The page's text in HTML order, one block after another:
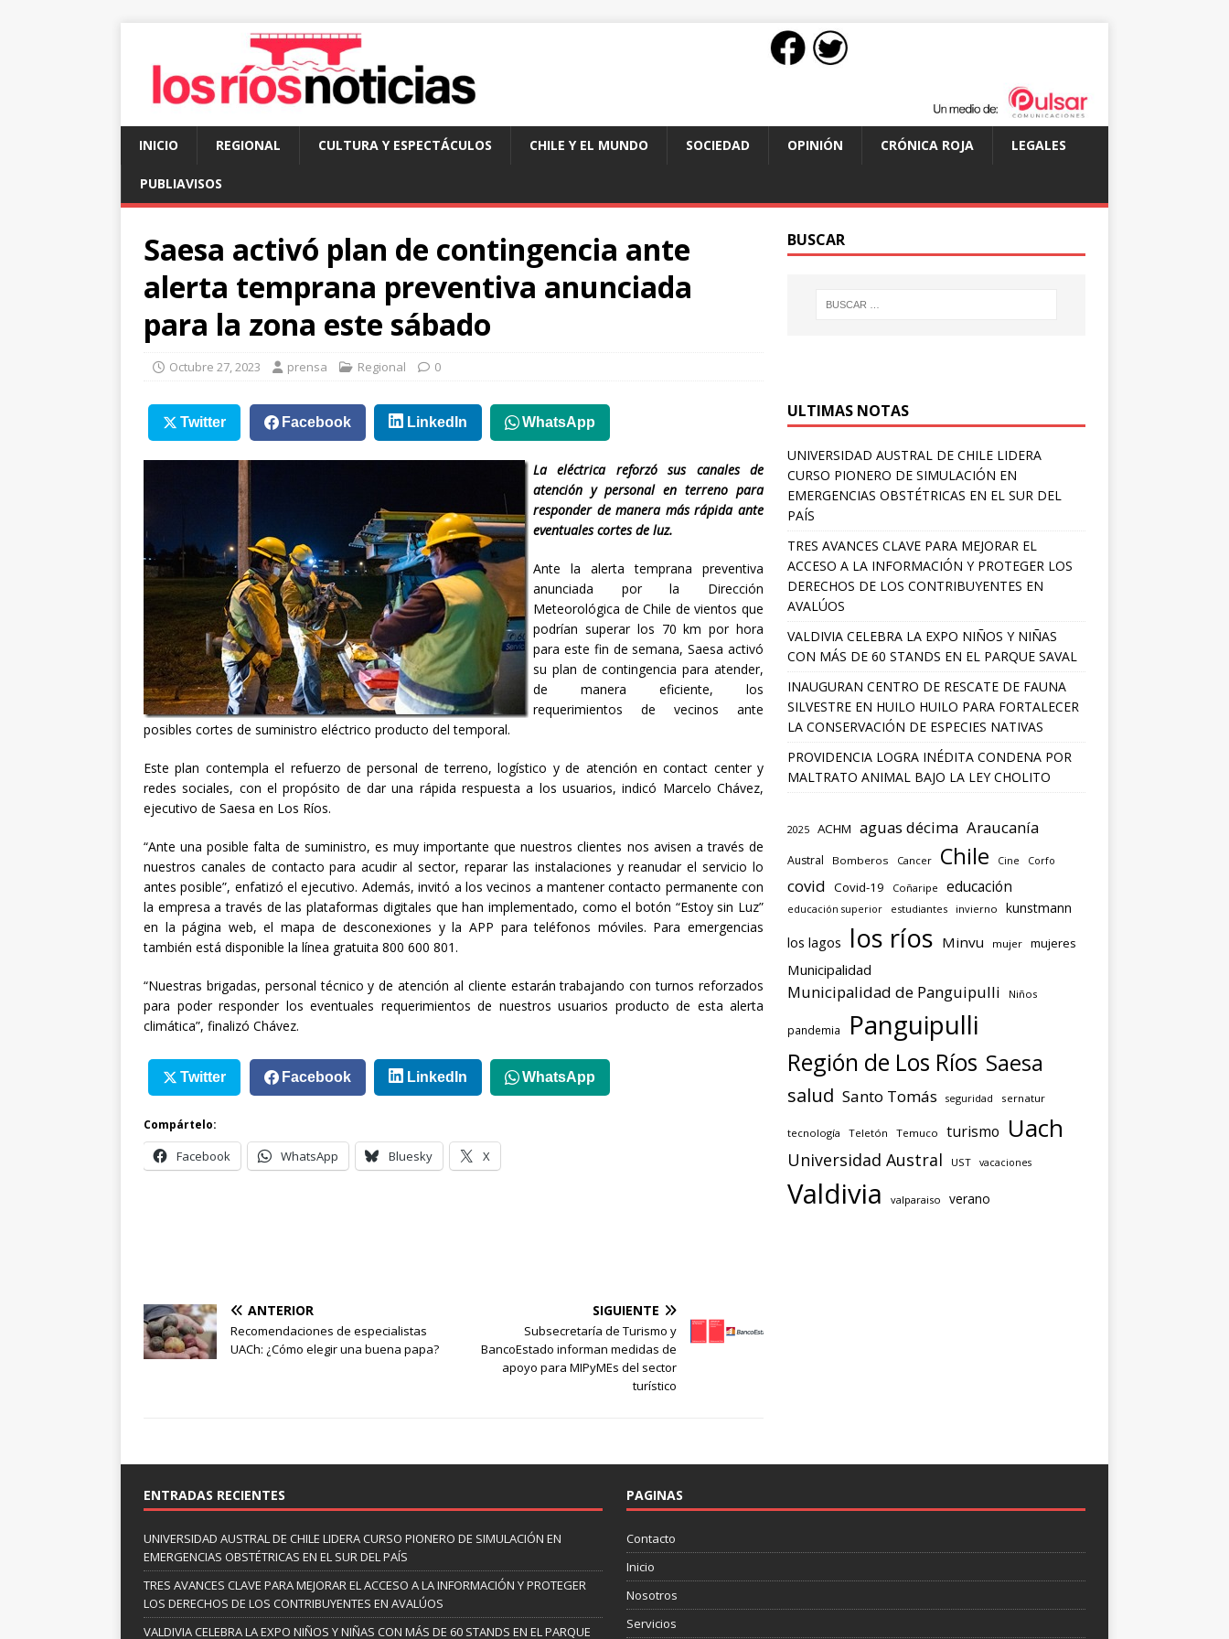
INICIO REGIONAL CULTURA Y ESPECTÁCULOS CHILE Y EL MUNDO SOCIEDAD OPINIÓN CRÓNICA ROJA LEGALES
PUBLIAVISOS
Saesa activó plan de contingencia ante
alerta temprana preventiva anunciada
para la zona este sábado
Octubre 27, 2023 prensa Regional 0
Twitter Facebook LinkedIn WhatsApp
La eléctrica reforzó sus canales de
atención y personal en terreno para
responder de manera más rápida ante
eventuales cortes de luz.
Ante la alerta temprana preventiva
anunciada por la Dirección
Meteorológica de Chile de vientos que
podrían superar los 70 km por hora
para este fin de semana, Saesa activó
su plan de contingencia para atender,
de manera eficiente, los
requerimientos de vecinos ante
posibles cortes de suministro eléctrico producto del temporal.
Este plan contempla el refuerzo de personal de terreno, logístico y de atención en contact center y
redes sociales, con el propósito de dar una rápida respuesta a los usuarios, indicó Marcelo Chávez,
ejecutivo de Saesa en Los Ríos.
“Ante una posible falta de suministro, es muy importante que nuestros clientes nos avisen a través de
nuestros canales de contacto para acudir al sector, reparar las instalaciones y reanudar el servicio lo
antes posible”, enfatizó el ejecutivo. Además, invitó a los vecinos a mantener contacto permanente con
la empresa a través de las plataformas digitales que han implementado, como el botón “Estoy sin Luz”
en la página web, el mapa de desconexiones y la APP para teléfonos móviles. Para emergencias
también está disponible la línea gratuita 800 600 801.
“Nuestras brigadas, personal técnico y de atención al cliente estarán trabajando con turnos reforzados
para poder responder los eventuales requerimientos de nuestros usuarios producto de esta alerta
climática”, finalizó Chávez.
Twitter Facebook LinkedIn WhatsApp
Compártelo:
Facebook WhatsApp Bluesky X
ANTERIOR
Recomendaciones de especialistas
UACh: ¿Cómo elegir una buena papa?
SIGUIENTE
Subsecretaría de Turismo y
BancoEstado informan medidas de
apoyo para MIPyMEs del sector
turístico
BUSCAR
ULTIMAS NOTAS
UNIVERSIDAD AUSTRAL DE CHILE LIDERA
CURSO PIONERO DE SIMULACIÓN EN
EMERGENCIAS OBSTÉTRICAS EN EL SUR DEL
PAÍS
TRES AVANCES CLAVE PARA MEJORAR EL
ACCESO A LA INFORMACIÓN Y PROTEGER LOS
DERECHOS DE LOS CONTRIBUYENTES EN
AVALÚOS
VALDIVIA CELEBRA LA EXPO NIÑOS Y NIÑAS
CON MÁS DE 60 STANDS EN EL PARQUE SAVAL
INAUGURAN CENTRO DE RESCATE DE FAUNA
SILVESTRE EN HUILO HUILO PARA FORTALECER
LA CONSERVACIÓN DE ESPECIES NATIVAS
PROVIDENCIA LOGRA INÉDITA CONDENA POR
MALTRATO ANIMAL BAJO LA LEY CHOLITO
2025 ACHM aguas décima Araucanía
Austral Bomberos Cancer Chile Cine Corfo
covid Covid-19 Coñaripe educación
educación superior estudiantes invierno kunstmann
los lagos los ríos Minvu mujer mujeres
Municipalidad
Municipalidad de Panguipulli Niños
pandemia Panguipulli
Región de Los Ríos Saesa
salud Santo Tomás seguridad sernatur
tecnología Teletón Temuco turismo Uach
Universidad Austral UST vacaciones
Valdivia valparaiso verano
ENTRADAS RECIENTES
UNIVERSIDAD AUSTRAL DE CHILE LIDERA CURSO PIONERO DE SIMULACIÓN EN
EMERGENCIAS OBSTÉTRICAS EN EL SUR DEL PAÍS
TRES AVANCES CLAVE PARA MEJORAR EL ACCESO A LA INFORMACIÓN Y PROTEGER
LOS DERECHOS DE LOS CONTRIBUYENTES EN AVALÚOS
VALDIVIA CELEBRA LA EXPO NIÑOS Y NIÑAS CON MÁS DE 60 STANDS EN EL PARQUE
PAGINAS
Contacto
Inicio
Nosotros
Servicios